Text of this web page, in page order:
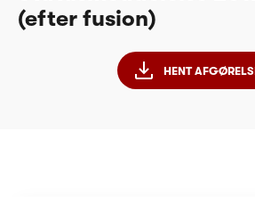
(efter fusion)
HENT